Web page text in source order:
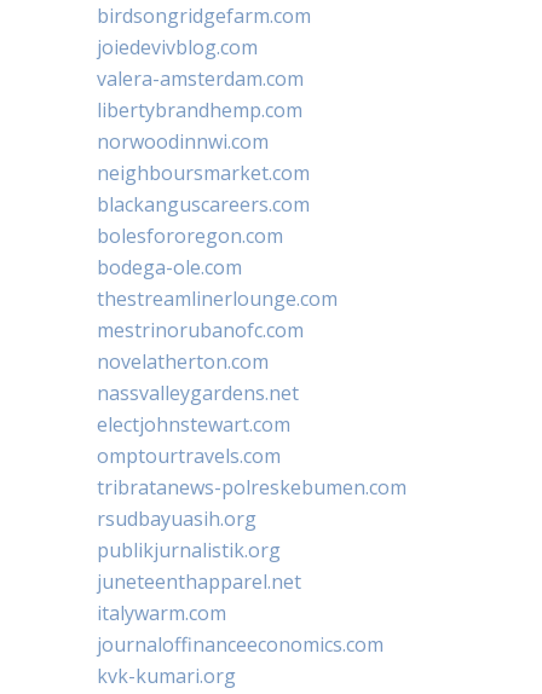
birdsongridgefarm.com
joiedevivblog.com
valera-amsterdam.com
libertybrandhemp.com
norwoodinnwi.com
neighboursmarket.com
blackanguscareers.com
bolesfororegon.com
bodega-ole.com
thestreamlinerlounge.com
mestrinorubanofc.com
novelatherton.com
nassvalleygardens.net
electjohnstewart.com
omptourtravels.com
tribratanews-polreskebumen.com
rsudbayuasih.org
publikjurnalistik.org
juneteenthapparel.net
italywarm.com
journaloffinanceeconomics.com
kvk-kumari.org